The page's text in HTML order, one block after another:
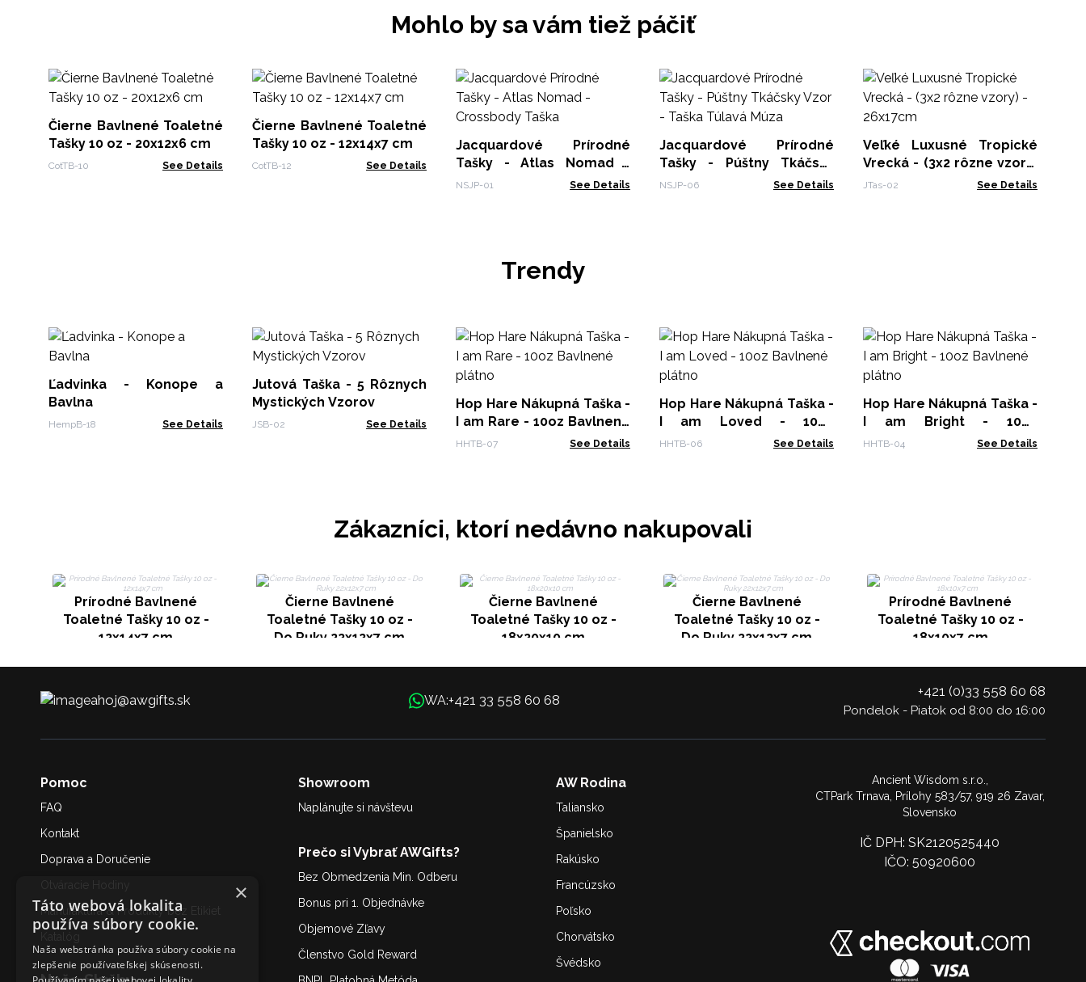
Mohlo by sa vám tiež páčiť
Čierne Bavlnené Toaletné
Tašky 10 oz - 20x12x6 cm
CotTB-10 See Details
Čierne Bavlnené Toaletné
Tašky 10 oz - 12x14x7 cm
CotTB-12 See Details
Jacquardové Prírodné
Tašky - Atlas Nomad -
Crossbody Taška
NSJP-01 See Details
Jacquardové Prírodné
Tašky - Púštny Tkáčsky
Vzor - Taška Túlavá Múza
NSJP-06 See Details
Veľké Luxusné Tropické
Vrecká - (3x2 rôzne vzory)
- 26x17cm
JTas-02 See Details
Trendy
Ľadvinka - Konope a
Bavlna
HempB-18 See Details
Jutová Taška - 5 Rôznych
Mystických Vzorov
JSB-02 See Details
Hop Hare Nákupná Taška -
I am Rare - 10oz Bavlnené
plátno
HHTB-07 See Details
Hop Hare Nákupná Taška -
I am Loved - 10oz
Bavlnené plátno
HHTB-06 See Details
Hop Hare Nákupná Taška -
I am Bright - 10oz
Bavlnené plátno
HHTB-04 See Details
Zákazníci, ktorí nedávno nakupovali
Prírodné Bavlnené
Toaletné Tašky 10 oz -
12x14x7 cm
Čierne Bavlnené
Toaletné Tašky 10 oz -
Do Ruky 22x12x7 cm
Čierne Bavlnené
Toaletné Tašky 10 oz -
18x20x10 cm
Čierne Bavlnené
Toaletné Tašky 10 oz -
Do Ruky 22x12x7 cm
Prírodné Bavlnené
Toaletné Tašky 10 oz -
18x10x7 cm
ahoj@awgifts.sk WA:+421 33 558 60 68
+421 (0)33 558 60 68
Pondelok - Piatok od 8:00 do 16:00
Pomoc
FAQ
Kontakt
Doprava a Doručenie
Manufaktúra & Produkty bez Etikiet
Showroom
Naplánujte si návštevu
Prečo si Vybrať AWGifts?
Bez Obmedzenia Min. Odberu
Bonus pri 1. Objednávke
Objemové Zľavy
Členstvo Gold Reward
AW Rodina
Taliansko
Španielsko
Rakúsko
Francúzsko
Poľsko
Chorvátsko
Švédsko
Ancient Wisdom s.r.o.,
CTPark Trnava, Prílohy 583/57, 919 26 Zavar,
Slovensko
IČ DPH: SK2120525440
IČO: 50920600
×
Táto webová lokalita
používa súbory cookie.
Naša webstránka používa súbory cookie na
zlepšenie používateľskej skúsenosti.